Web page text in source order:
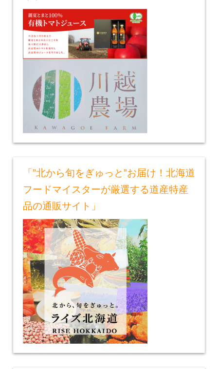
「”北から旬をぎゅっと”お届け！北海道
フードマイスターが厳選する道産特産
品の通販サイト」